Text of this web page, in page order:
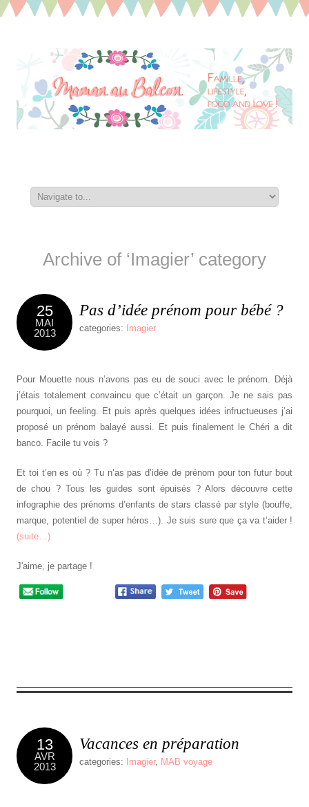
Archive of ‘Imagier’ category
25
MAI
2013
Pas d’idée prénom pour bébé ?
categories: Imagier
Pour Mouette nous n’avons pas eu de souci avec le prénom. Déjà
j’étais totalement convaincu que c’était un garçon. Je ne sais pas
pourquoi, un feeling. Et puis après quelques idées infructueuses j’ai
proposé un prénom balayé aussi. Et puis finalement le Chéri a dit
banco. Facile tu vois ?
Et toi t’en es où ? Tu n’as pas d’idée de prénom pour ton futur bout
de chou ? Tous les guides sont épuisés ? Alors découvre cette
infographie des prénoms d’enfants de stars classé par style (bouffe,
marque, potentiel de super héros…). Je suis sure que ça va t’aider !
(suite…)
J'aime, je partage !
13
AVR
2013
Vacances en préparation
categories: Imagier, MAB voyage